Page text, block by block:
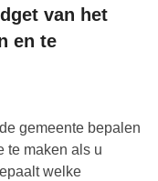
van het
en te
gemeente bepalen
te maken als u
welke